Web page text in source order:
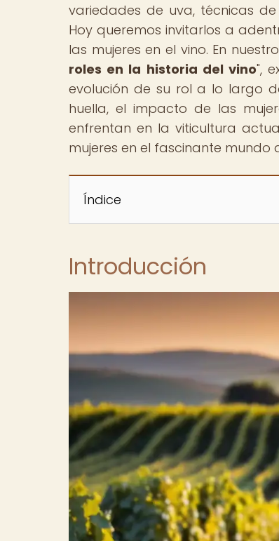
variedades de uva, técnicas
Hoy queremos invitarlos a
las mujeres en el vino. En
roles en la historia del vino",
evolución de su rol a lo largo
huella, el impacto de las
enfrentan en la viticultura
mujeres en el fascinante mundo
Índice
Introducción